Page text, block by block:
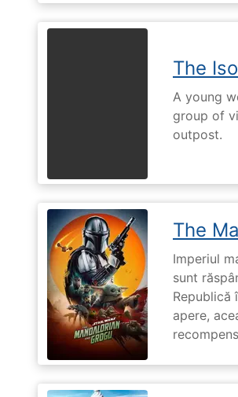
The
A young
group of
outpost.
The
Imperiul
sunt
Republică
apere,